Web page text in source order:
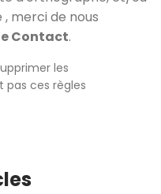
merci de nous
Contact.
les
ces règles